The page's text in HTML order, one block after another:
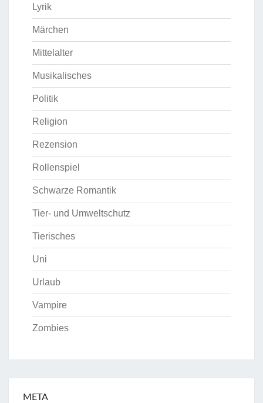
Lyrik
Märchen
Mittelalter
Musikalisches
Politik
Religion
Rezension
Rollenspiel
Schwarze Romantik
Tier- und Umweltschutz
Tierisches
Uni
Urlaub
Vampire
Zombies
META